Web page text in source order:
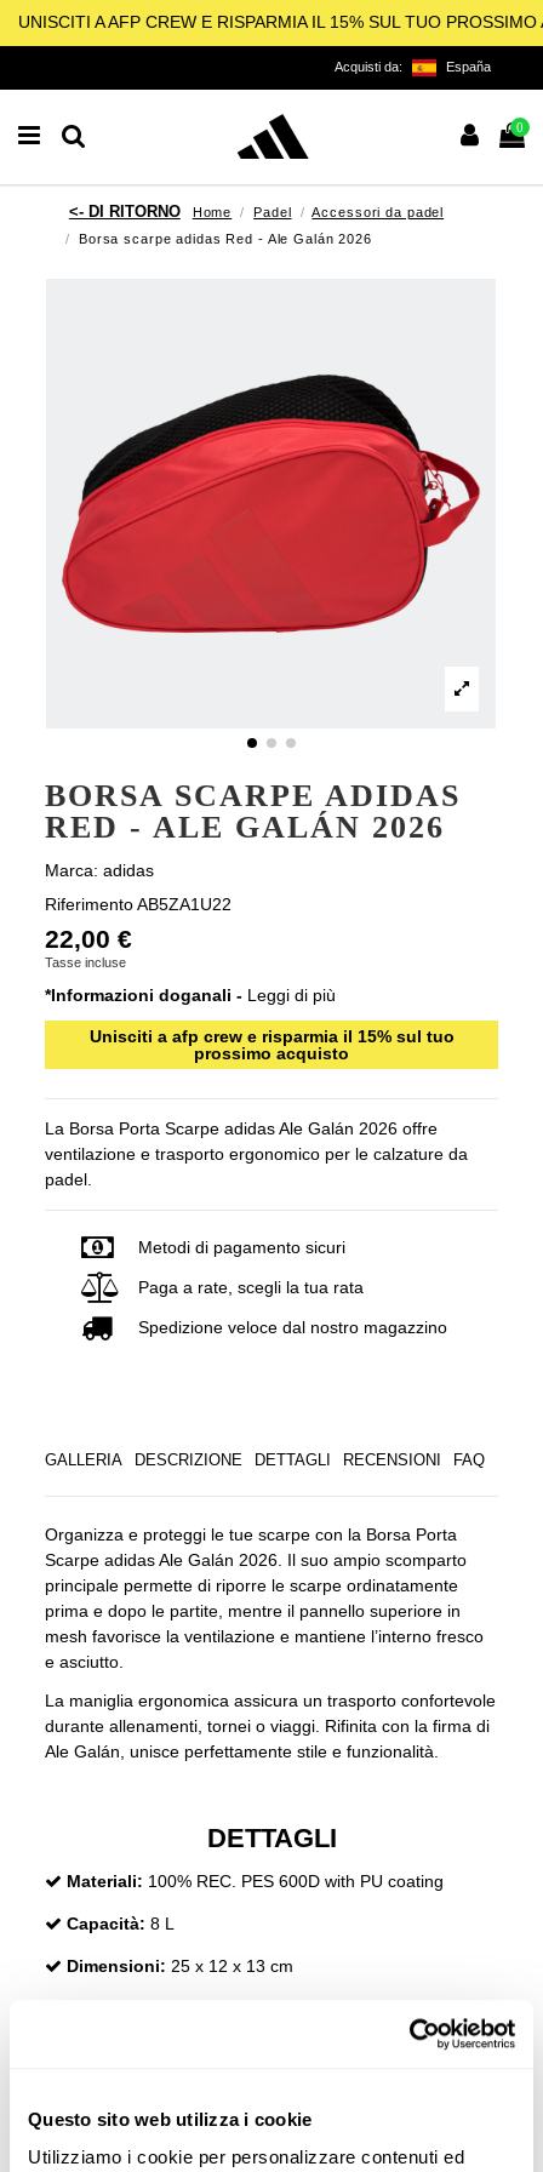
Questo sito web utilizza i cookie
Utilizziamo i cookie per personalizzare contenuti ed
UNISCITI A AFP CREW E RISPARMIA IL 15% SUL TUO PROSSIMO
Acquisti da: España
0
Home Padel
Accessori da padel
Borsa scarpe adidas Red - Ale Galán 2026
BORSA SCARPE ADIDAS
RED - ALE GALÁN 2026
Marca: adidas
Riferimento AB5ZA1U22
22,00 €
Tasse incluse
*Informazioni doganali - Leggi di più
Unisciti a afp crew e risparmia il 15% sul tuo
prossimo acquisto
La Borsa Porta Scarpe adidas Ale Galán 2026 offre
ventilazione e trasporto ergonomico per le calzature da
padel.
Metodi di pagamento sicuri
Paga a rate, scegli la tua rata
Spedizione veloce dal nostro magazzino
GALLERIA DESCRIZIONE DETTAGLI RECENSIONI FAQ
Organizza e proteggi le tue scarpe con la Borsa Porta
Scarpe adidas Ale Galán 2026. Il suo ampio scomparto
principale permette di riporre le scarpe ordinatamente
prima e dopo le partite, mentre il pannello superiore in
mesh favorisce la ventilazione e mantiene l’interno fresco
e asciutto.
La maniglia ergonomica assicura un trasporto confortevole
durante allenamenti, tornei o viaggi. Rifinita con la firma di
Ale Galán, unisce perfettamente stile e funzionalità.
DETTAGLI
Materiali: 100% REC. PES 600D with PU coating
Capacità: 8 L
Dimensioni: 25 x 12 x 13 cm